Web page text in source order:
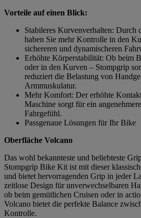
Vorteile auf einen Blick:
Stabileres Kurvenverhalten: Durch
haben Sie mehr Kontrolle in den
sichereren und dynamischeren
Erhöhte Körperstabilität: Ob beim
oder in den Kurven – Stompgrip
reduziert die Belastung von
Armmuskulatur.
Mehr Komfort: Der erhöhte
Maschine sorgt für ein
Fahrgefühl.
Passgenaue Lösungen für Ihr Bike
Oberfläche Volcano
Das wohl bekannteste und beliebteste
Stompgrip Bike Kit ist mit dieser
und bietet hervorragenden Grip in jeder
zeitlose Design für unverwechselbaren
ob beim gemütlichen Cruisen oder in
Volcano bietet die perfekte Balance
Kontrolle.